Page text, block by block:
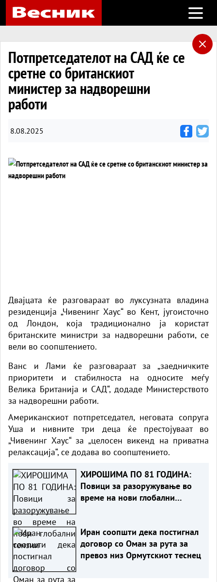
Open
Потпретседателот на САД ќе се
сретне со британскиот
министер за надворешни
работи
8.08.2025
Двајцата ќе разговараат во луксузната владина
резиденција „Чивенинг Хаус“ во Кент, југоисточно
од Лондон, која традиционално ја користат
британските министри за надворешни работи, се
вели во соопштението.
Ванс и Лами ќе разговараат за „заедничките
приоритети и стабилноста на односите меѓу
Велика Британија и САД“, додаде Министерството
за надворешни работи.
Американскиот потпретседател, неговата сопруга
Уша и нивните три деца ќе престојуваат во
„Чивенинг Хаус“ за „целосен викенд на приватна
релаксација“, се додава во соопштението.
ХИРОШИМА ПО 81 ГОДИНА:
Повици за разоружување во
време на нови глобални
Иран соопшти дека постигнал
договор со Оман за рута за
превоз низ Ормутскиот теснец